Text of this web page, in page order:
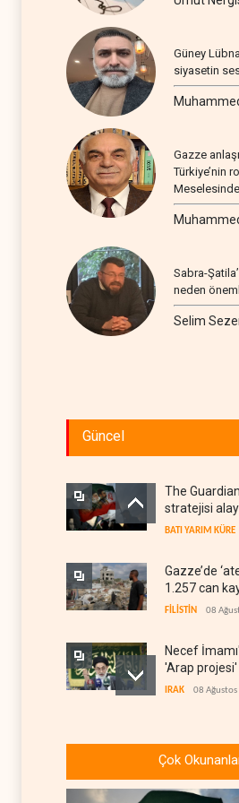
Güney
siyasetin
Gazze
Türkiye’nin
seyir
Sabra-
neden
Selim
Güncel
The
stratejisi
BATI YARIM KÜRE
Gazze’de
1.257 can
FİLİSTİN 08
Necef
'Arap projesi'
IRAK 08
da yetmedi:
gemi vuruldu
Çok